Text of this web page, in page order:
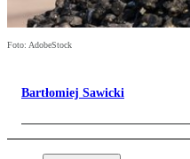
Foto: AdobeStock
Bartłomiej Sawicki